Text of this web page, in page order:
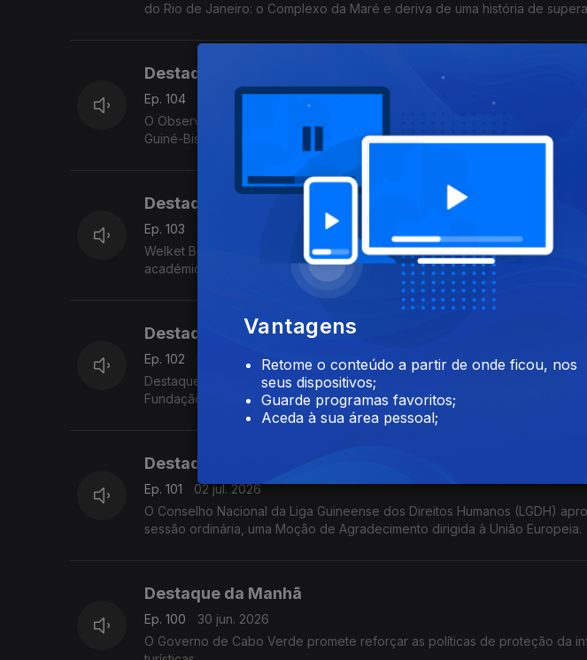
do Rio de Janeiro: o Complexo da Maré e deriva de uma história de
Destaque da Manhã
Ep. 104
07 jul. 2026
O Observatório dos Direitos Humanos 2025 revela a distância entre os
Guiné-Bissau. Ouvimos Bubacar Turé da LGDH e Fatima Proença da ACEP.
Destaque da Manhã
Ep. 103
Welket Bungué tem em Julho o mês da escrita. Relança o livro do pai: Cabaró, Djito Tem! Lança também um ensaio
académico da sua autoria, já com 14 anos, que desvenda olhares e
Destaque da Manhã
Ep. 102
03 jul. 2026
Destaque para o Festival Afro Nation, apoiado pela Rádio RTP África, e
Fundação Gulbenkian, que contará com atuações de Soraia Ramos, Berlok
Destaque da Manhã
Ep. 101
02 jul. 2026
O Conselho Nacional da Liga Guineense dos Direitos Humanos (LGDH)
sessão ordinária, uma Moção de Agradecimento dirigida à União Europeia.
Destaque da Manhã
Ep. 100
30 jun. 2026
O Governo de Cabo Verde promete reforçar as políticas de proteção da
Vantagens
Retome o conteúdo a partir de onde ficou, nos
seus dispositivos;
Guarde programas favoritos;
Aceda à sua área pessoal;